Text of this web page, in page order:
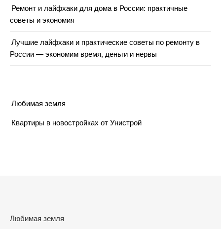
Ремонт и лайфхаки для дома в России: практичные
советы и экономия
Лучшие лайфхаки и практические советы по ремонту в
России — экономим время, деньги и нервы
Любимая земля
Квартиры в новостройках от Унистрой
Любимая земля